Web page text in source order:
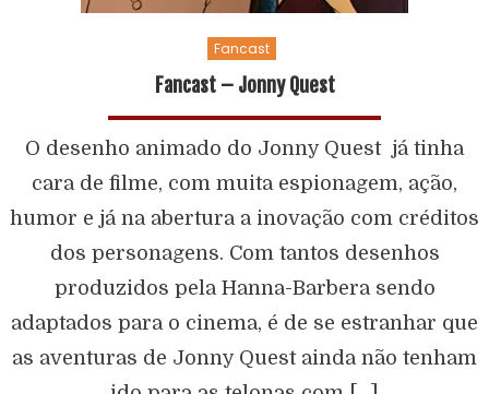
Fancast
Fancast – Jonny Quest
O desenho animado do Jonny Quest já tinha
cara de filme, com muita espionagem, ação,
humor e já na abertura a inovação com créditos
dos personagens. Com tantos desenhos
produzidos pela Hanna-Barbera sendo
adaptados para o cinema, é de se estranhar que
as aventuras de Jonny Quest ainda não tenham